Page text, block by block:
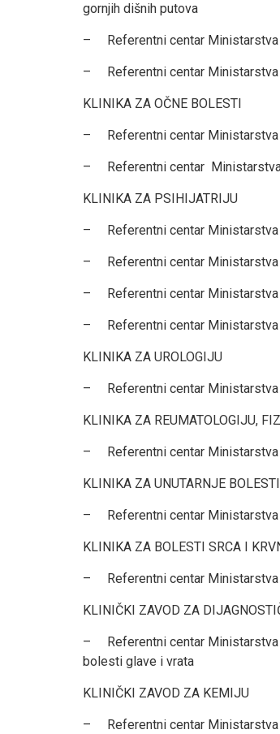
gornjih dišnih putova
– Referentni centar Ministarstva
– Referentni centar Ministarstva
KLINIKA ZA OČNE BOLESTI
– Referentni centar Ministarstva
– Referentni centar Ministarstva
KLINIKA ZA PSIHIJATRIJU
– Referentni centar Ministarstva
– Referentni centar Ministarstva
– Referentni centar Ministarstva
– Referentni centar Ministarstva
KLINIKA ZA UROLOGIJU
– Referentni centar Ministarstva
KLINIKA ZA REUMATOLOGIJU,
– Referentni centar Ministarstva
KLINIKA ZA UNUTARNJE BOLESTI
– Referentni centar Ministarstva
KLINIKA ZA BOLESTI SRCA I
– Referentni centar Ministarstva
KLINIČKI ZAVOD ZA
– Referentni centar Ministarstva
bolesti glave i vrata
KLINIČKI ZAVOD ZA KEMIJU
– Referentni centar Ministarstva